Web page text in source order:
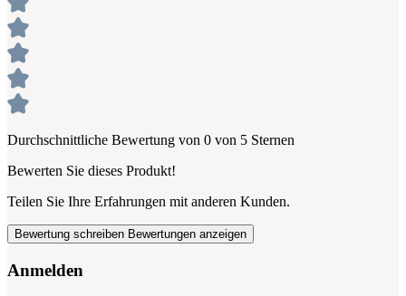
Durchschnittliche Bewertung von 0 von 5 Sternen
Bewerten Sie dieses Produkt!
Teilen Sie Ihre Erfahrungen mit anderen Kunden.
Bewertung schreiben Bewertungen anzeigen
Anmelden